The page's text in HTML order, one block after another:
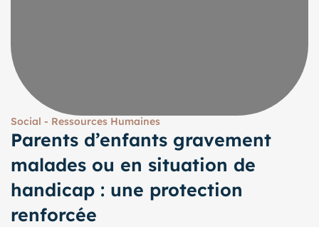
Social - Ressources Humaines
Parents d’enfants gravement
malades ou en situation de
handicap : une protection
renforcée